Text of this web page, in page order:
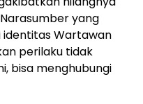
yang
identitas Wartawan
perilaku tidak
bisa menghubungi